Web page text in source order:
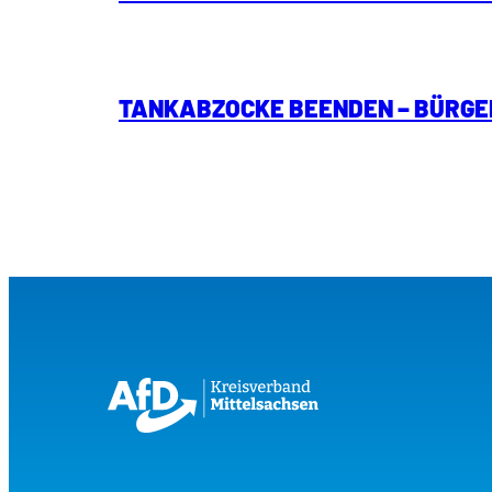
TANKABZOCKE BEENDEN –